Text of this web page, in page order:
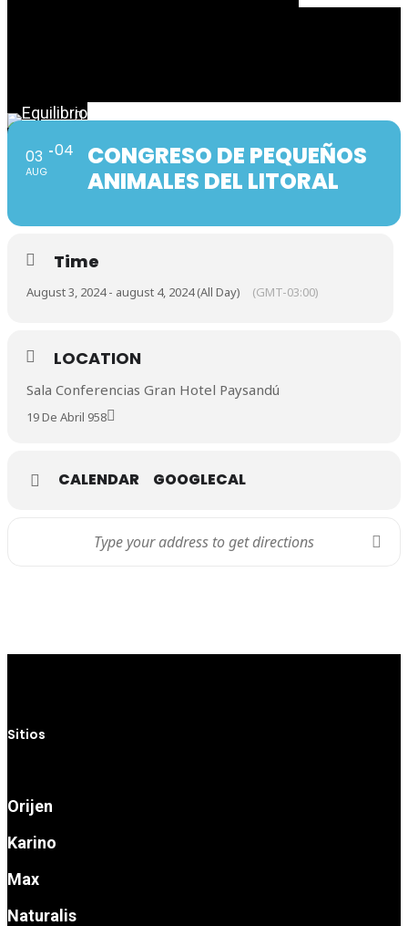
Hit enter to search or ESC to close
03
AUG
04
CONGRESO DE PEQUEÑOS
ANIMALES DEL LITORAL
Time
August 3, 2024 - august 4, 2024 (All Day) (GMT-03:00)
LOCATION
Sala Conferencias Gran Hotel Paysandú
19 De Abril 958
CALENDAR GOOGLECAL
Sitios
Orijen
Karino
Max
Naturalis